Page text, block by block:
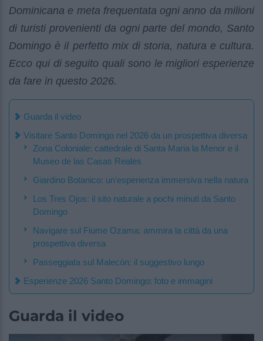
Dominicana e meta frequentata ogni anno da milioni
di turisti provenienti da ogni parte del mondo, Santo
Domingo è il perfetto mix di storia, natura e cultura.
Ecco qui di seguito quali sono le migliori esperienze
da fare in questo 2026.
Guarda il video
Visitare Santo Domingo nel 2026 da un prospettiva diversa
Zona Coloniale: cattedrale di Santa Maria la Menor e il
Museo de las Casas Reales
Giardino Botanico: un’esperienza immersiva nella natura
Los Tres Ojos: il sito naturale a pochi minuti da Santo
Domingo
Navigare sul Fiume Ozama: ammira la città da una
prospettiva diversa
Passeggiata sul Malecón: il suggestivo lungo
Esperienze 2026 Santo Domingo: foto e immagini
Guarda il video